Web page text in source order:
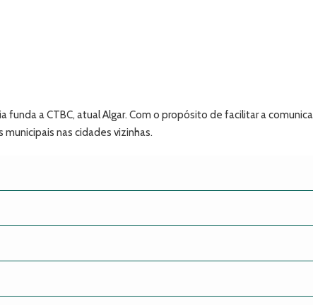
funda a CTBC, atual Algar. Com o propósito de facilitar a
nas cidades vizinhas.